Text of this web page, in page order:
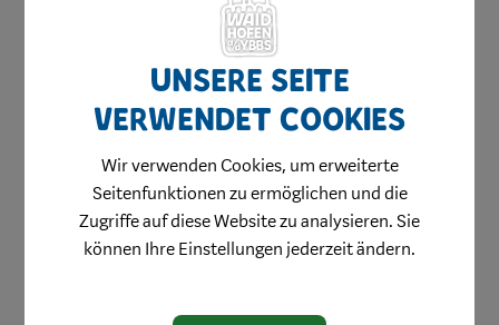
Maßnahmensetzung
Schutzimpfungen
Seuchenbekämpfung -
Maßnahmensetzung
Strahlenschutz
Trinkwasserüberwachung
Überwachung Drogenkonsumenten
Vorzeitiger Mutterschutz -
Freistellungszeugnisse
Unsere Seite
verwendet Cookies
Wir verwenden Cookies, um erweiterte
Seitenfunktionen zu ermöglichen und die
Zugriffe auf diese Website zu analysieren. Sie
können Ihre Einstellungen jederzeit ändern.